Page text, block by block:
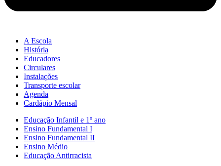
A Escola
História
Educadores
Circulares
Instalações
Transporte escolar
Agenda
Cardápio Mensal
Educação Infantil e 1º ano
Ensino Fundamental I
Ensino Fundamental II
Ensino Médio
Educação Antirracista